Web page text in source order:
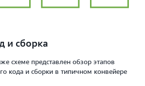
и сборка
схеме представлен обзор этапов
кода и сборки в типичном конвейере